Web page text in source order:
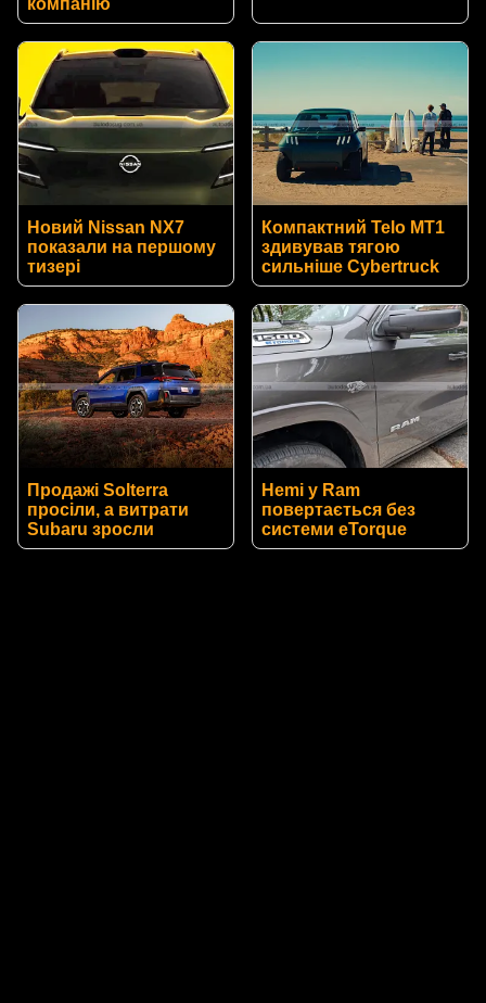
компанію
Новий Nissan NX7
показали на першому
тизері
Компактний Telo MT1
здивував тягою
сильніше Cybertruck
Продажі Solterra
просіли, а витрати
Subaru зросли
Hemi у Ram
повертається без
системи eTorque